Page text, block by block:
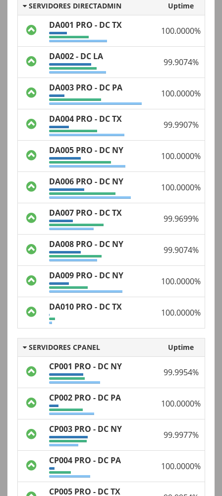
SERVIDORES DIRECTADMIN Uptime
DA001 PRO - DC TX
100.0000%
DA002 - DC LA
99.9074%
DA003 PRO - DC PA
100.0000%
DA004 PRO - DC TX
99.9907%
DA005 PRO - DC NY
100.0000%
DA006 PRO - DC NY
100.0000%
DA007 PRO - DC TX
99.9699%
DA008 PRO - DC NY
99.9074%
DA009 PRO - DC NY
100.0000%
DA010 PRO - DC TX
100.0000%
SERVIDORES CPANEL Uptime
CP001 PRO - DC NY
99.9954%
CP002 PRO - DC PA
100.0000%
CP003 PRO - DC NY
99.9977%
CP004 PRO - DC PA
100.0000%
CP005 PRO - DC TX